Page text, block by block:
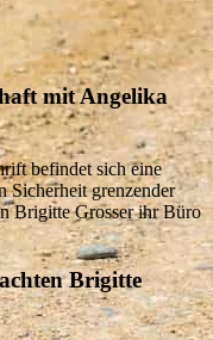
mit Angelika
befindet sich eine
Sicherheit grenzender
Brigitte Grosser ihr Büro
Brigitte